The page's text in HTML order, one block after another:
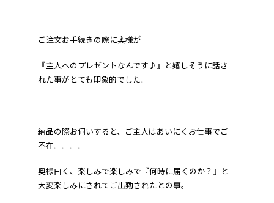
ご注文お手続きの際に奥様が
『主人へのプレゼントなんです♪』と嬉しそうに話さ
れた事がとても印象的でした。
納品の際お伺いすると、ご主人はあいにくお仕事でご
不在。。。。
奥様曰く、楽しみで楽しみで『何時に届くのか？』と
大変楽しみにされてご出勤されたとの事。